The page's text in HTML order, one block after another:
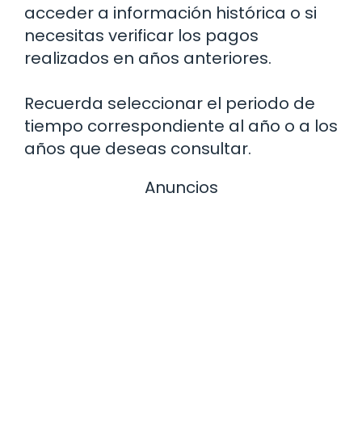
acceder a información histórica o si
necesitas verificar los pagos
realizados en años anteriores.
Recuerda seleccionar el periodo de
tiempo correspondiente al año o a los
años que deseas consultar.
Anuncios